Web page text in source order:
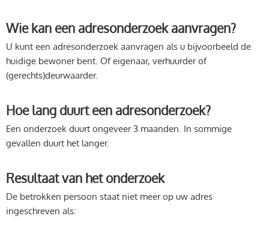
Wie kan een adresonderzoek aanvragen?
U kunt een adresonderzoek aanvragen als u bijvoorbeeld de
huidige bewoner bent. Of eigenaar, verhuurder of
(gerechts)deurwaarder.
Hoe lang duurt een adresonderzoek?
Een onderzoek duurt ongeveer 3 maanden. In sommige
gevallen duurt het langer.
Resultaat van het onderzoek
De betrokken persoon staat niet meer op uw adres
ingeschreven als: